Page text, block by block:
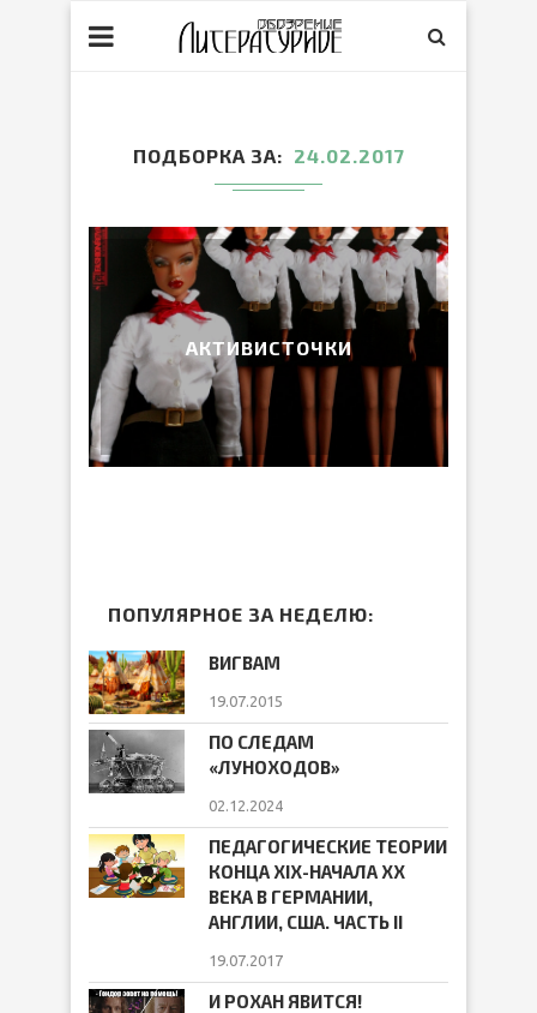
ПОДБОРКА ЗА 24.02.2017
АКТИВИСТОЧКИ
ПОПУЛЯРНОЕ ЗА НЕДЕЛЮ:
ВИГВАМ
19.07.2015
ПО СЛЕДАМ
«ЛУНОХОДОВ»
02.12.2024
ПЕДАГОГИЧЕСКИЕ ТЕОРИИ
КОНЦА ХIХ-НАЧАЛА ХХ
ВЕКА В ГЕРМАНИИ,
АНГЛИИ, США. ЧАСТЬ II
19.07.2017
И РОХАН ЯВИТСЯ!